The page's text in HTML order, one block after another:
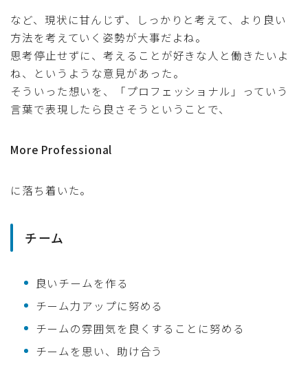
など、現状に甘んじず、しっかりと考えて、より良い
方法を考えていく姿勢が大事だよね。
思考停止せずに、考えることが好きな人と働きたいよ
ね、というような意見があった。
そういった想いを、「プロフェッショナル」っていう
言葉で表現したら良さそうということで、
More Professional
に落ち着いた。
チーム
良いチームを作る
チーム力アップに努める
チームの雰囲気を良くすることに努める
チームを思い、助け合う